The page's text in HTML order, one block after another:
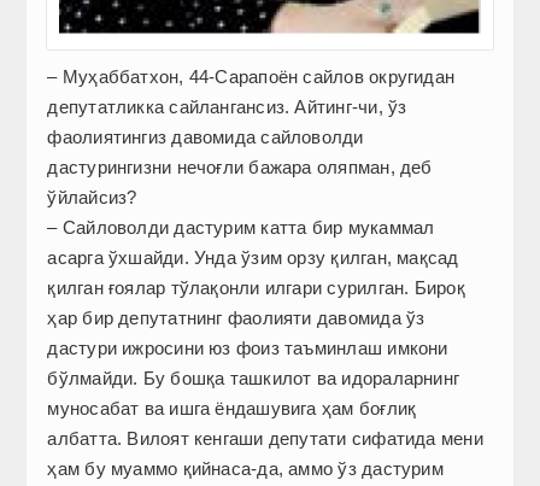
– Муҳаббатхон, 44-Сарапоён сайлов округидан
депутатликка сайлангансиз. Айтинг-чи, ўз
фаолиятингиз давомида сайловолди
дастурингизни нечоғли бажара оляпман, деб
ўйлайсиз?
– Сайловолди дастурим катта бир мукаммал
асарга ўхшайди. Унда ўзим орзу қилган, мақсад
қилган ғоялар тўлақонли илгари сурилган. Бироқ
ҳар бир депутатнинг фаолияти давомида ўз
дастури ижросини юз фоиз таъминлаш имкони
бўлмайди. Бу бошқа ташкилот ва идораларнинг
муносабат ва ишга ёндашувига ҳам боғлиқ
албатта. Вилоят кенгаши депутати сифатида мени
ҳам бу муаммо қийнаса-да, аммо ўз дастурим